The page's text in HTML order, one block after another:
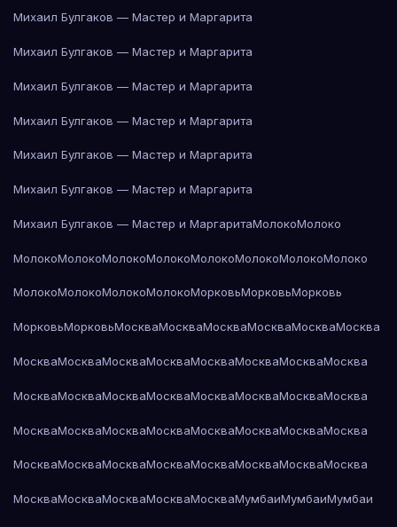
Михаил Булгаков — Мастер и Маргарита
Михаил Булгаков — Мастер и Маргарита
Михаил Булгаков — Мастер и Маргарита
Михаил Булгаков — Мастер и Маргарита
Михаил Булгаков — Мастер и Маргарита
Михаил Булгаков — Мастер и Маргарита
Михаил Булгаков — Мастер и МаргаритаМолокоМолоко
МолокоМолокоМолокоМолокоМолокоМолокоМолокоМолоко
МолокоМолокоМолокоМолокоМорковьМорковьМорковь
МорковьМорковьМоскваМоскваМоскваМоскваМоскваМосква
МоскваМоскваМоскваМоскваМоскваМоскваМоскваМосква
МоскваМоскваМоскваМоскваМоскваМоскваМоскваМосква
МоскваМоскваМоскваМоскваМоскваМоскваМоскваМосква
МоскваМоскваМоскваМоскваМоскваМоскваМоскваМосква
МоскваМоскваМоскваМоскваМоскваМумбаиМумбаиМумбаи